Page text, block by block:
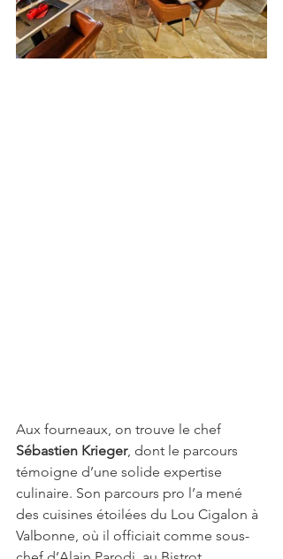
Aux fourneaux, on trouve le chef
Sébastien Krieger, dont le parcours
témoigne d’une solide expertise
culinaire. Son parcours pro l’a mené
des cuisines étoilées du Lou Cigalon à
Valbonne, où il officiait comme sous-